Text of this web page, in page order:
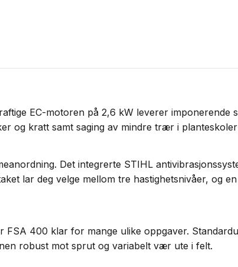
EC-motoren på 2,6 kW leverer imponerende
og kratt samt saging av mindre trær i
Det integrerte STIHL
lar deg velge mellom tre hastighetsnivåer, og
400 klar for mange ulike oppgaver.
robust mot sprut og variabelt vær ute i felt.